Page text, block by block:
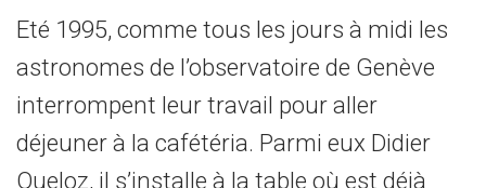
Eté 1995, comme tous les jours à midi les
astronomes de l’observatoire de Genève
interrompent leur travail pour aller
déjeuner à la cafétéria. Parmi eux Didier
Queloz, il s’installe à la table où est déjà